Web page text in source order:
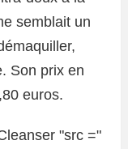
semblait un
Son prix en
euros.